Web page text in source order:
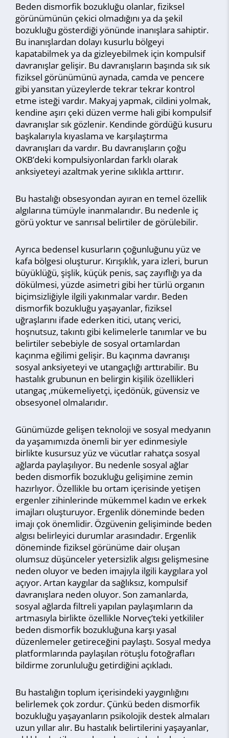
Beden dismorfik bozukluğu olanlar, fiziksel
görünümünün çekici olmadığını ya da şekil
bozukluğu gösterdiği yönünde inanışlara sahiptir.
Bu inanışlardan dolayı kusurlu bölgeyi
kapatabilmek ya da gizleyebilmek için kompulsif
davranışlar gelişir. Bu davranışların başında sık sık
fiziksel görünümünü aynada, camda ve pencere
gibi yansıtan yüzeylerde tekrar tekrar kontrol
etme isteği vardır. Makyaj yapmak, cildini yolmak,
kendine aşırı çeki düzen verme hali gibi kompulsif
davranışlar sık gözlenir. Kendinde gördüğü kusuru
başkalarıyla kıyaslama ve karşılaştırma
davranışları da vardır. Bu davranışların çoğu
OKB’deki kompulsiyonlardan farklı olarak
anksiyeteyi azaltmak yerine sıklıkla arttırır.
Bu hastalığı obsesyondan ayıran en temel özellik
algılarına tümüyle inanmalarıdır. Bu nedenle iç
görü yoktur ve sanrısal belirtiler de görülebilir.
Ayrıca bedensel kusurların çoğunluğunu yüz ve
kafa bölgesi oluşturur. Kırışıklık, yara izleri, burun
büyüklüğü, şişlik, küçük penis, saç zayıflığı ya da
dökülmesi, yüzde asimetri gibi her türlü organın
biçimsizliğiyle ilgili yakınmalar vardır. Beden
dismorfik bozukluğu yaşayanlar, fiziksel
uğraşlarını ifade ederken itici, utanç verici,
hoşnutsuz, takıntı gibi kelimelerle tanımlar ve bu
belirtiler sebebiyle de sosyal ortamlardan
kaçınma eğilimi gelişir. Bu kaçınma davranışı
sosyal anksiyeteyi ve utangaçlığı arttırabilir. Bu
hastalık grubunun en belirgin kişilik özellikleri
utangaç ,mükemeliyetçi, içedönük, güvensiz ve
obsesyonel olmalarıdır.
Günümüzde gelişen teknoloji ve sosyal medyanın
da yaşamımızda önemli bir yer edinmesiyle
birlikte kusursuz yüz ve vücutlar rahatça sosyal
ağlarda paylaşılıyor. Bu nedenle sosyal ağlar
beden dismorfik bozukluğu gelişimine zemin
hazırlıyor. Özellikle bu ortam içerisinde yetişen
ergenler zihinlerinde mükemmel kadın ve erkek
imajları oluşturuyor. Ergenlik döneminde beden
imajı çok önemlidir. Özgüvenin gelişiminde beden
algısı belirleyici durumlar arasındadır. Ergenlik
döneminde fiziksel görünüme dair oluşan
olumsuz düşünceler yetersizlik algısı gelişmesine
neden oluyor ve beden imajıyla ilgili kaygılara yol
açıyor. Artan kaygılar da sağlıksız, kompulsif
davranışlara neden oluyor. Son zamanlarda,
sosyal ağlarda filtreli yapılan paylaşımların da
artmasıyla birlikte özellikle Norveç’teki yetkililer
beden dismorfik bozukluğuna karşı yasal
düzenlemeler getireceğini paylaştı. Sosyal medya
platformlarında paylaşılan rötuşlu fotoğrafları
bildirme zorunluluğu getirdiğini açıkladı.
Bu hastalığın toplum içerisindeki yaygınlığını
belirlemek çok zordur. Çünkü beden dismorfik
bozukluğu yaşayanların psikolojik destek almaları
uzun yıllar alır. Bu hastalık belirtilerini yaşayanlar,